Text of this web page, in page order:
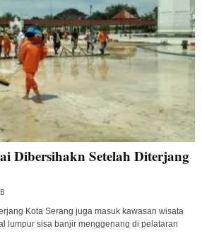
Dibersihakn Setelah Diterjang
Kota Serang juga masuk kawasan wisata
lumpur sisa banjir menggenang di pelataran